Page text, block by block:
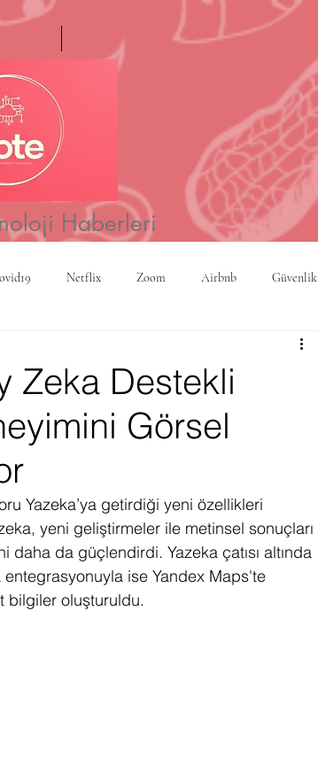
Hakkımızda
Haberleri
Netflix Zoom Airbnb Güvenlik
Akıllı Şehirler
Focus Çevre Koruma Çin
Zeka Destekli
Görsel
Yazeka’ya getirdiği yeni özellikleri
yeni geliştirmeler ile metinsel sonuçları
da güçlendirdi. Yazeka çatısı altında
ise Yandex Maps'te
bilgiler oluşturuldu.